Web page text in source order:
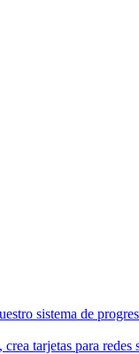
sistema de
tarjetas para